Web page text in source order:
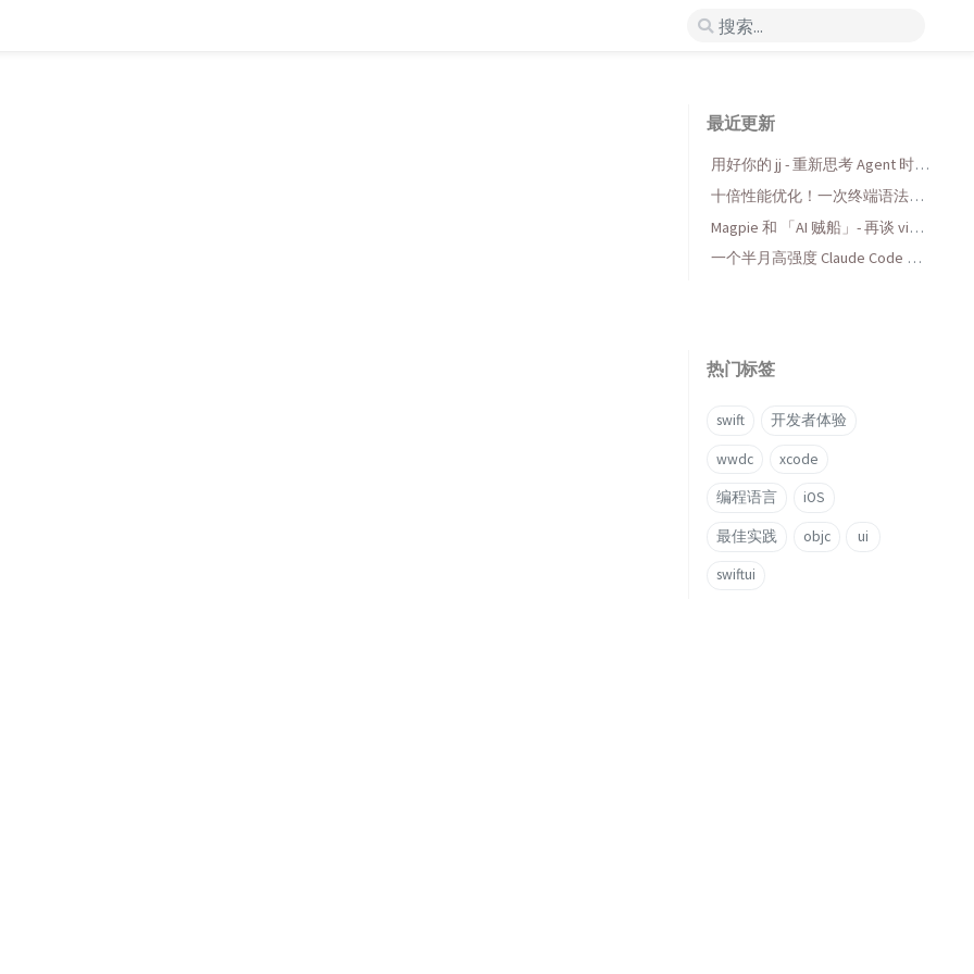
最近更新
用好你的 jj - 重新思考 Agent 时代
的版本控制
十倍性能优化！一次终端语法高
亮库的 AI 折腾与收获
Magpie 和 「AI 贼船」- 再谈 vibe
coding，当代码变得廉价时...
一个半月高强度 Claude Code 使
热门标签
swift 开发者体验
wwdc xcode
编程语言 iOS
最佳实践 objc ui
swiftui